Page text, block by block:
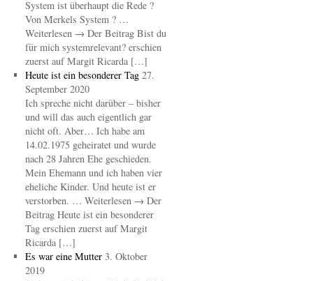
System ist überhaupt die Rede ?
Von Merkels System ? …
Weiterlesen → Der Beitrag Bist du
für mich systemrelevant? erschien
zuerst auf Margit Ricarda […]
Heute ist ein besonderer Tag 27.
September 2020
Ich spreche nicht darüber – bisher
und will das auch eigentlich gar
nicht oft. Aber… Ich habe am
14.02.1975 geheiratet und wurde
nach 28 Jahren Ehe geschieden.
Mein Ehemann und ich haben vier
eheliche Kinder. Und heute ist er
verstorben. … Weiterlesen → Der
Beitrag Heute ist ein besonderer
Tag erschien zuerst auf Margit
Ricarda […]
Es war eine Mutter 3. Oktober
2019